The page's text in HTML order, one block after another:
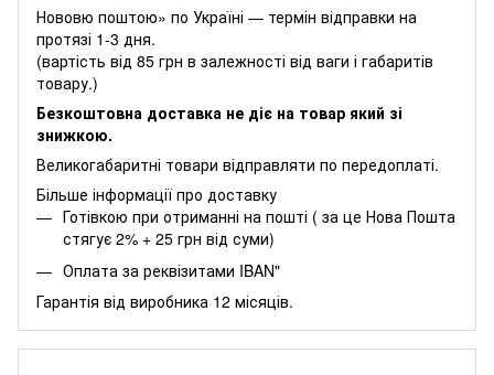
Нововю поштою» по Україні — термін відправки на
протязі 1-3 дня.
(вартість від 85 грн в залежності від ваги і габаритів
товару.)
Безкоштовна доставка не діє на товар який зі
знижкою.
Великогабаритні товари відправляти по передоплаті.
Більше інформації про доставку
Готівкою при отриманні на пошті ( за це Нова Пошта
стягує 2% + 25 грн від суми)
Оплата за реквізитами IBAN"
Гарантія від виробника 12 місяців.